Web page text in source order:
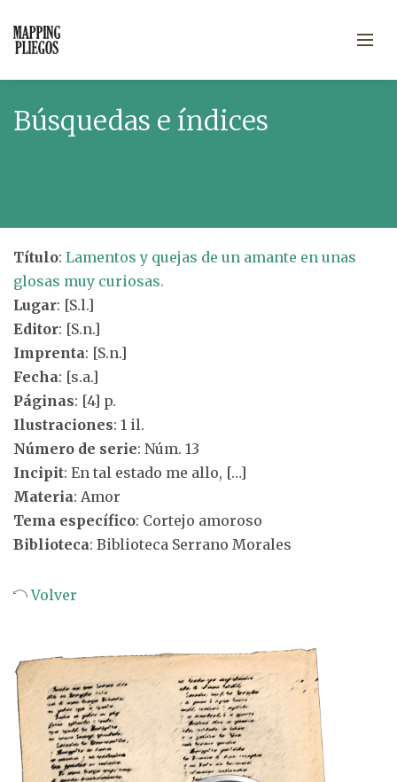
Búsquedas e índices
Título: Lamentos y quejas de un amante en unas
glosas muy curiosas.
Lugar: [S.l.]
Editor: [S.n.]
Imprenta: [S.n.]
Fecha: [s.a.]
Páginas: [4] p.
Ilustraciones: 1 il.
Número de serie: Núm. 13
Incipit: En tal estado me allo, […]
Materia: Amor
Tema específico: Cortejo amoroso
Biblioteca: Biblioteca Serrano Morales
Volver